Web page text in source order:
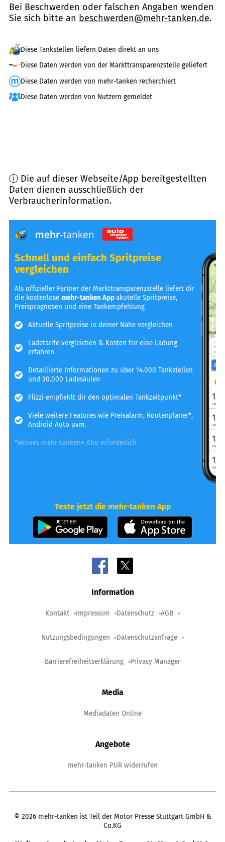
Bei Beschwerden oder falschen Angaben wenden
Sie sich bitte an beschwerden@mehr-tanken.de.
Diese Tankstellen liefern Daten direkt an uns
Diese Daten werden von der Markttransparenzstelle geliefert
Diese Daten werden von mehr-tanken recherchiert
Diese Daten werden von Nutzern gemeldet
ⓘ Die auf dieser Webseite/App bereitgestellten
Daten dienen ausschließlich der
Verbraucherinformation.
Schnell und einfach Spritpreise
vergleichen
Als offizieller Partner der Markttransparenzstelle liefert dir
die kostenlosemehr-tanken Appakutelle Spritpreise,
Preisprognosen und eine Tankempfehlung
Aktuelle Spritpreise in deiner Nähe vergleichen
Ladetarife vergleichen & Kosten für eine Ladung
erfahren
Detaillierte Informationen zu über 14.000 Tankstellen
und 30.000 Ladesäulen
Flizzi empfiehlt dir den optimalen Tankzeitpunkt*
Viele weitere Features wie Preisalarm, Routenplaner*,
Android Auto uvm.
*aktives mehr-tanken+ Abo erforderlich
Teste jetzt die mehr-tanken App
Information
Kontakt Impressum Datenschutz AGB
Nutzungsbedingungen Datenschutzanfrage
Barrierefreiheitserklärung Privacy Manager
Media
Mediadaten Online
Angebote
mehr-tanken PUR widerrufen
© 2026 mehr-tanken ist Teil der Motor Presse Stuttgart GmbH &
Co.KG